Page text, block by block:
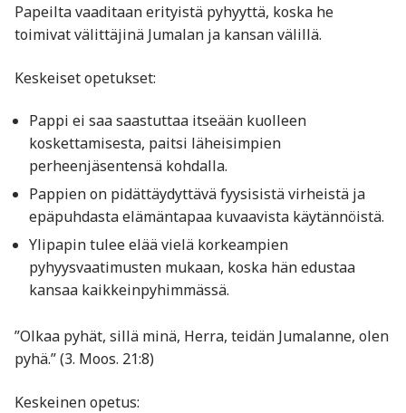
Papeilta vaaditaan erityistä pyhyyttä, koska he
toimivat välittäjinä Jumalan ja kansan välillä.
Keskeiset opetukset:
Pappi ei saa saastuttaa itseään kuolleen
koskettamisesta, paitsi läheisimpien
perheenjäsentensä kohdalla.
Pappien on pidättäydyttävä fyysisistä virheistä ja
epäpuhdasta elämäntapaa kuvaavista käytännöistä.
Ylipapin tulee elää vielä korkeampien
pyhyysvaatimusten mukaan, koska hän edustaa
kansaa kaikkeinpyhimmässä.
”Olkaa pyhät, sillä minä, Herra, teidän Jumalanne, olen
pyhä.” (3. Moos. 21:8)
Keskeinen opetus: